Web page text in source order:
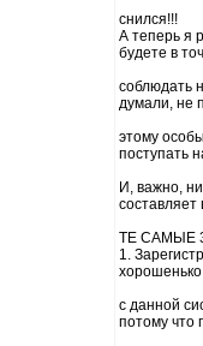
снился!!!
А теперь я
будете в
соблюдать
думали, не
этому
поступать
И, важно,
составляет
ТЕ САМЫЕ
1.
хорошенько
с данной
потому что